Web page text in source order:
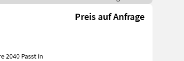
Preis auf Anfrage